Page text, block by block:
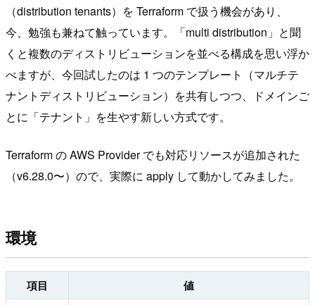
（distribution tenants）を Terraform で扱う機会があり、
今、勉強も兼ねて触っています。「multi distribution」と聞
くと複数のディストリビューションを並べる構成を思い浮か
べますが、今回試したのは 1 つのテンプレート（マルチテ
ナントディストリビューション）を共有しつつ、ドメインご
とに「テナント」を生やす新しい方式です。
Terraform の AWS Provider でも対応リソースが追加された
（v6.28.0〜）ので、実際に apply して動かしてみました。
環境
項目 値